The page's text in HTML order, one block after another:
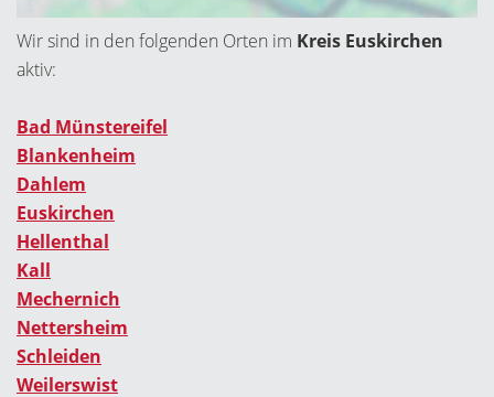
Wir sind in den folgenden Orten im Kreis Euskirchen
aktiv:
Bad Münstereifel
Blankenheim
Dahlem
Euskirchen
Hellenthal
Kall
Mechernich
Nettersheim
Schleiden
Weilerswist